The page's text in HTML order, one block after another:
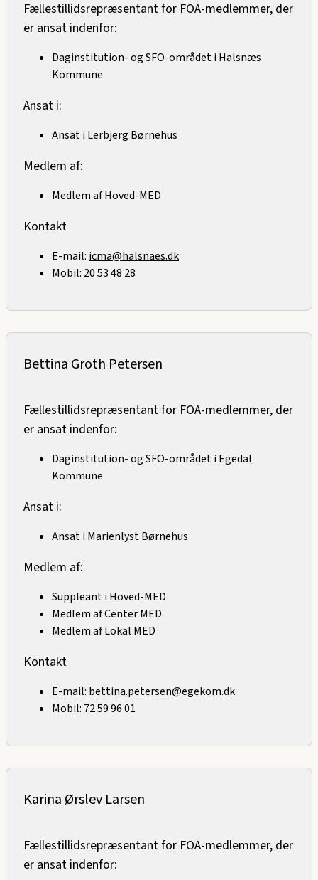
Fællestillidsrepræsentant for FOA-medlemmer, der
er ansat indenfor:
Daginstitution- og SFO-området i Halsnæs
Kommune
Ansat i:
Ansat i Lerbjerg Børnehus
Medlem af:
Medlem af Hoved-MED
Kontakt
E-mail: icma@halsnaes.dk
Mobil: 20 53 48 28
Bettina Groth Petersen
Fællestillidsrepræsentant for FOA-medlemmer, der
er ansat indenfor:
Daginstitution- og SFO-området i Egedal
Kommune
Ansat i:
Ansat i Marienlyst Børnehus
Medlem af:
Suppleant i Hoved-MED
Medlem af Center MED
Medlem af Lokal MED
Kontakt
E-mail: bettina.petersen@egekom.dk
Mobil: 72 59 96 01
Karina Ørslev Larsen
Fællestillidsrepræsentant for FOA-medlemmer, der
er ansat indenfor: